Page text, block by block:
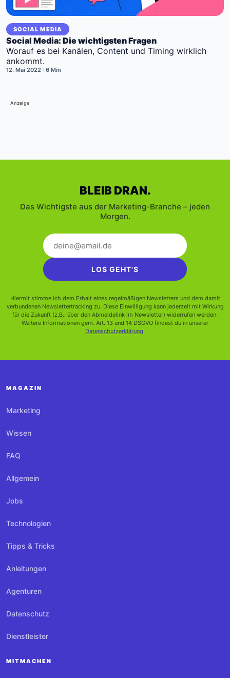
SOCIAL MEDIA
Social Media: Die wichtigsten Fragen
Worauf es bei Kanälen, Content und Timing wirklich
ankommt.
12. Mai 2022 · 6 Min
Anzeige
BLEIB DRAN.
Das Wichtigste aus der Marketing-Branche – jeden
Morgen.
LOS GEHT'S
Hiermit stimme ich dem Erhalt eines regelmäßigen Newsletters und dem damit
verbundenen Newslettertracking zu. Diese Einwilligung kann jederzeit mit Wirkung
für die Zukunft (z.B.: über den Abmeldelink im Newsletter) widerrufen werden.
Weitere Informationen gem. Art. 13 und 14 DSGVO findest du in unserer
Datenschutzerklärung.
MAGAZIN
Marketing
Wissen
FAQ
Allgemein
Jobs
Technologien
Tipps & Tricks
Anleitungen
Agenturen
Datenschutz
Dienstleister
MITMACHEN